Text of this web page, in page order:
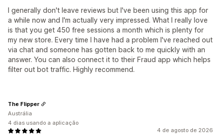
I generally don't leave reviews but I've been using this app for
a while now and I'm actually very impressed. What I really love
is that you get 450 free sessions a month which is plenty for
my new store. Every time I have had a problem I've reached out
via chat and someone has gotten back to me quickly with an
answer. You can also connect it to their Fraud app which helps
filter out bot traffic. Highly recommend.
4 de agosto de 2026
The Flipper
Austrália
4 dias usando a aplicação